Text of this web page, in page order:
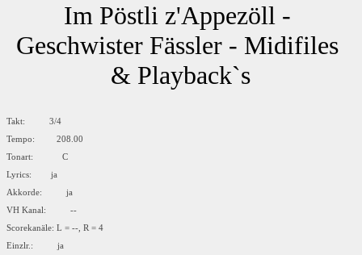
Im Pöstli z'Appezöll -
Geschwister Fässler - Midifiles
& Playback`s
Takt: 3/4
Tempo: 208.00
Tonart: C
Lyrics: ja
Akkorde: ja
VH Kanal: --
Scorekanäle: L = --, R = 4
Einzlr.: ja